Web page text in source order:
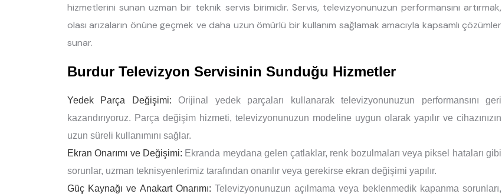
hizmetlerini sunan uzman bir teknik servis birimidir. Servis, televizyonunuzun performansını artırmak,
olası arızaların önüne geçmek ve daha uzun ömürlü bir kullanım sağlamak amacıyla kapsamlı çözümler
sunar.
Burdur Televizyon Servisinin Sunduğu Hizmetler
Yedek Parça Değişimi: Orijinal yedek parçaları kullanarak televizyonunuzun performansını geri
kazandırıyoruz. Parça değişim hizmeti, televizyonunuzun modeline uygun olarak yapılır ve cihazınızın
uzun süreli kullanımını sağlar.
Ekran Onarımı ve Değişimi: Ekranda meydana gelen çatlaklar, renk bozulmaları veya piksel hataları gibi
sorunlar, uzman teknisyenlerimiz tarafından onarılır veya gerekirse ekran değişimi yapılır.
Güç Kaynağı ve Anakart Onarımı: Televizyonunuzun açılmama veya beklenmedik kapanma sorunları,